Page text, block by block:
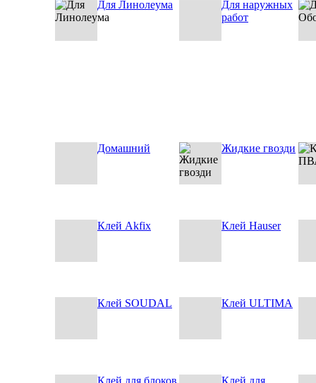
Для Линолеума
Для наружных
работ
Домашний Жидкие гвозди
Клей Akfix Клей Hauser
Клей SOUDAL Клей ULTIMA
Клей для блоков Клей для